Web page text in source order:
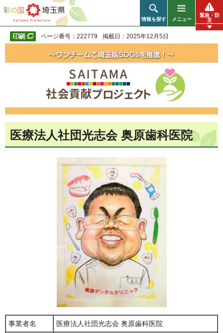
彩の国 埼玉県
情報を探す メニュー
緊急・防
災
ページ番号：222779 掲載日：2025年12月5日
医療法人社団光志会 奥原歯科医院
事業者名 医療法人社団光志会 奥原歯科医院